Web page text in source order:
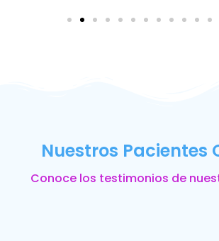
Nuestros Pacientes
Conoce los testimonios de